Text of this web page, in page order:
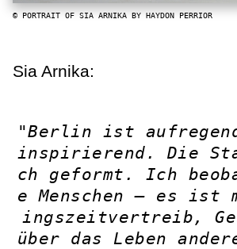
© PORTRAIT OF SIA ARNIKA BY HAYDON PERRIOR
Sia Arnika:
"Berlin ist
inspirierend. Die
ch geformt. Ich
e Menschen – es ist
ingszeitvertreib,
über das Leben